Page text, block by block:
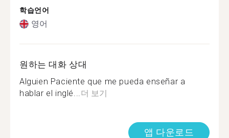
학습언어
영어
원하는 대화 상대
Alguien Paciente que me pueda enseñar a
hablar el inglé...더 보기
앱 다운로드